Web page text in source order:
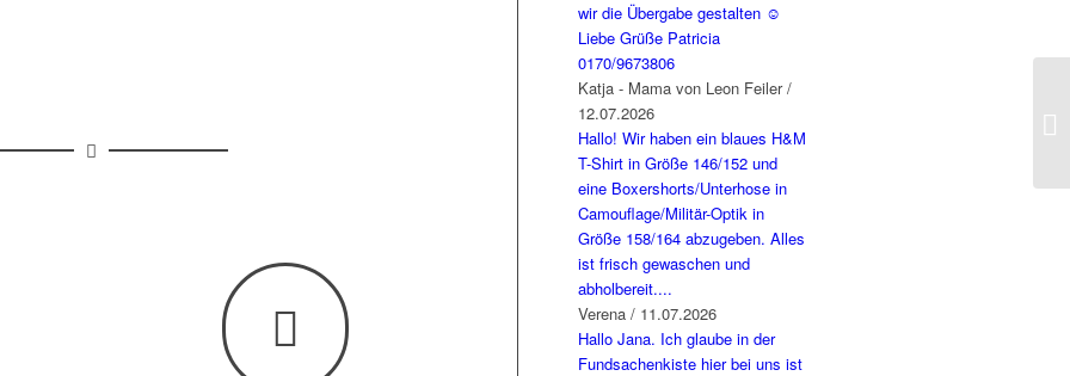
wir die Übergabe gestalten ☺️
Liebe Grüße Patricia
0170/9673806
Katja - Mama von Leon Feiler/
12.07.2026
Hallo! Wir haben ein blaues H&M
T-Shirt in Größe 146/152 und
eine Boxershorts/Unterhose in
Camouflage/Militär-Optik in
Größe 158/164 abzugeben. Alles
ist frisch gewaschen und
abholbereit....
Verena / 11.07.2026
Hallo Jana. Ich glaube in der
Fundsachenkiste hier bei uns ist